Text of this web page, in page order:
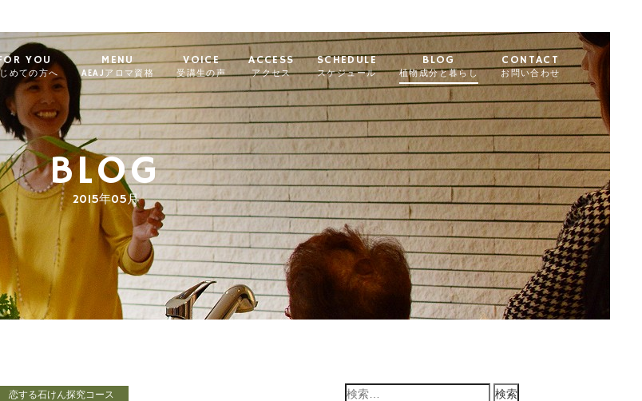
YOU
めての方へ
MENU
AEAJアロマ資格
VOICE
受講生の声
ACCESS
アクセス
SCHEDULE
スケジュール
BLOG
植物成分と暮らし
CONTACT
お問い合わせ
BLOG
2015年05月
恋する石けん探究コース
検